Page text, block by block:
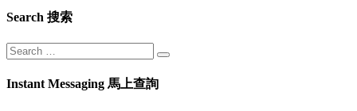
Search 搜索
Instant Messaging 馬上查詢